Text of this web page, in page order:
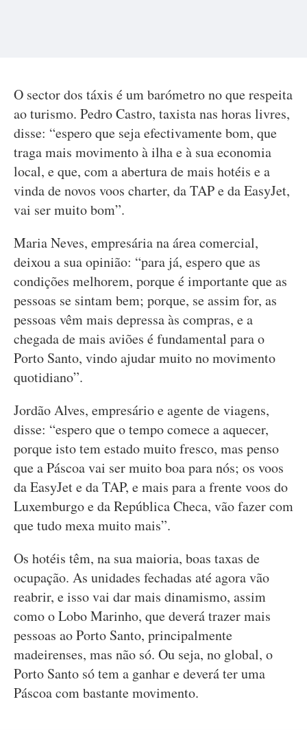
O sector dos táxis é um barómetro no que respeita
ao turismo. Pedro Castro, taxista nas horas livres,
disse: “espero que seja efectivamente bom, que
traga mais movimento à ilha e à sua economia
local, e que, com a abertura de mais hotéis e a
vinda de novos voos charter, da TAP e da EasyJet,
vai ser muito bom”.
Maria Neves, empresária na área comercial,
deixou a sua opinião: “para já, espero que as
condições melhorem, porque é importante que as
pessoas se sintam bem; porque, se assim for, as
pessoas vêm mais depressa às compras, e a
chegada de mais aviões é fundamental para o
Porto Santo, vindo ajudar muito no movimento
quotidiano”.
Jordão Alves, empresário e agente de viagens,
disse: “espero que o tempo comece a aquecer,
porque isto tem estado muito fresco, mas penso
que a Páscoa vai ser muito boa para nós; os voos
da EasyJet e da TAP, e mais para a frente voos do
Luxemburgo e da República Checa, vão fazer com
que tudo mexa muito mais”.
Os hotéis têm, na sua maioria, boas taxas de
ocupação. As unidades fechadas até agora vão
reabrir, e isso vai dar mais dinamismo, assim
como o Lobo Marinho, que deverá trazer mais
pessoas ao Porto Santo, principalmente
madeirenses, mas não só. Ou seja, no global, o
Porto Santo só tem a ganhar e deverá ter uma
Páscoa com bastante movimento.